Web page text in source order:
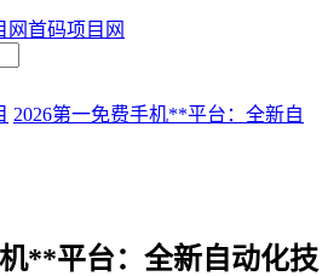
首码项目网
2026第一免费手机**平台：全新自
**平台：全新自动化技